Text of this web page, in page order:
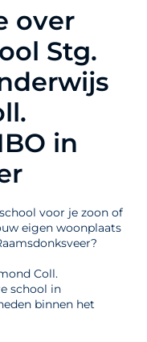
over
Stg.
in
voor je zoon of
eigen woonplaats
Coll.
school in
binnen het